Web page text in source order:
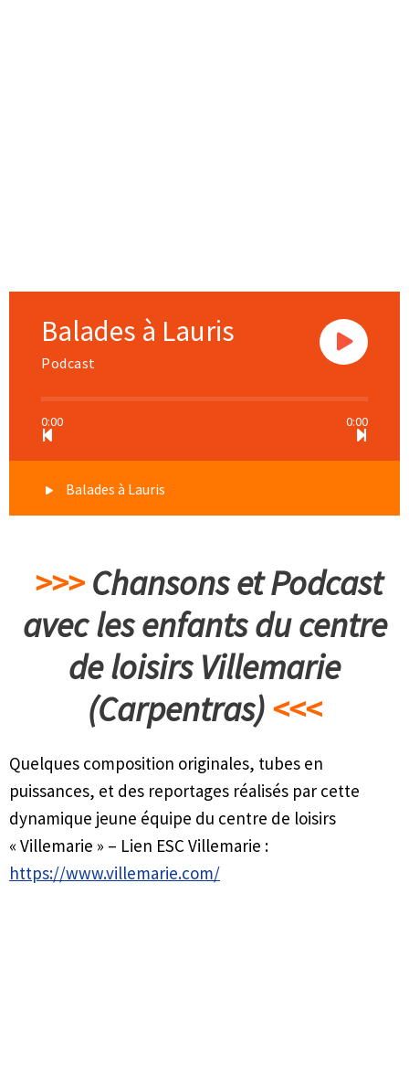
Balades à Lauris
Podcast
0:00 0:00
Balades à Lauris
>>>Chansons et Podcast
avec les enfants du centre
de loisirs Villemarie
(Carpentras)<<<
Quelques composition originales, tubes en
puissances, et des reportages réalisés par cette
dynamique jeune équipe du centre de loisirs
« Villemarie » – Lien ESC Villemarie :
https://www.villemarie.com/